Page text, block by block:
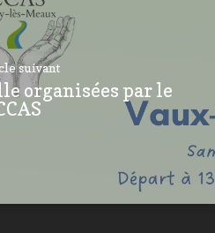
suivant
organisées par le